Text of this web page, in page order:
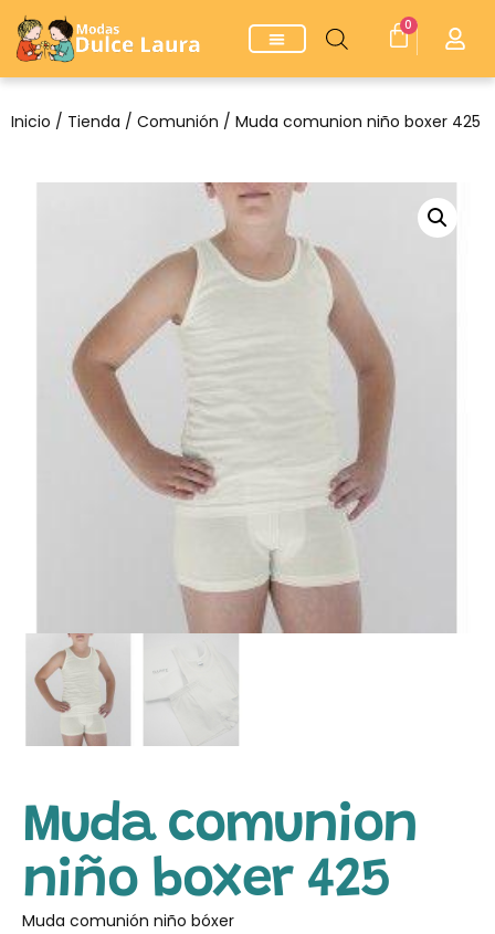
0
Inicio / Tienda / Comunión / Muda comunion niño boxer 425
Muda comunion
niño boxer 425
Muda comunión niño bóxer